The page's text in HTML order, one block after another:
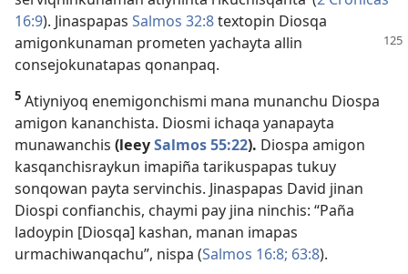
16:9). Jinaspapas Salmos 32:8textopin Diosqa
amigonkunaman prometen yachayta allin
consejokunatapas qonanpaq.
5 Atiyniyoq enemigonchismi mana munanchu Diospa
amigon kananchista. Diosmi ichaqa yanapayta
munawanchis (leeySalmos 55:22). Diospa amigon
kasqanchisraykun imapiña tarikuspapas tukuy
sonqowan payta servinchis. Jinaspapas David jinan
Diospi confianchis, chaymi pay jina ninchis: “Paña
ladoypin [Diosqa] kashan, manan imapas
urmachiwanqachu”, nispa (Salmos 16:8; 63:8).